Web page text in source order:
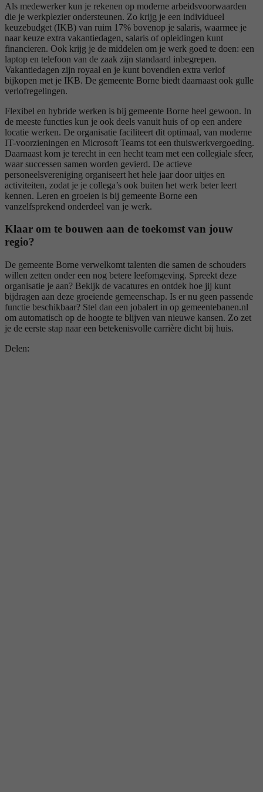
Als medewerker kun je rekenen op moderne arbeidsvoorwaarden
die je werkplezier ondersteunen. Zo krijg je een individueel
keuzebudget (IKB) van ruim 17% bovenop je salaris, waarmee je
naar keuze extra vakantiedagen, salaris of opleidingen kunt
financieren. Ook krijg je de middelen om je werk goed te doen: een
laptop en telefoon van de zaak zijn standaard inbegrepen.
Vakantiedagen zijn royaal en je kunt bovendien extra verlof
bijkopen met je IKB. De gemeente Borne biedt daarnaast ook gulle
verlofregelingen.
Flexibel en hybride werken is bij gemeente Borne heel gewoon. In
de meeste functies kun je ook deels vanuit huis of op een andere
locatie werken. De organisatie faciliteert dit optimaal, van moderne
IT-voorzieningen en Microsoft Teams tot een thuiswerkvergoeding.
Daarnaast kom je terecht in een hecht team met een collegiale sfeer,
waar successen samen worden gevierd. De actieve
personeelsvereniging organiseert het hele jaar door uitjes en
activiteiten, zodat je je collega’s ook buiten het werk beter leert
kennen. Leren en groeien is bij gemeente Borne een
vanzelfsprekend onderdeel van je werk.
Klaar om te bouwen aan de toekomst van jouw
regio?
De gemeente Borne verwelkomt talenten die samen de schouders
willen zetten onder een nog betere leefomgeving. Spreekt deze
organisatie je aan? Bekijk de vacatures en ontdek hoe jij kunt
bijdragen aan deze groeiende gemeenschap. Is er nu geen passende
functie beschikbaar? Stel dan een jobalert in op gemeentebanen.nl
om automatisch op de hoogte te blijven van nieuwe kansen. Zo zet
je de eerste stap naar een betekenisvolle carrière dicht bij huis.
Delen: